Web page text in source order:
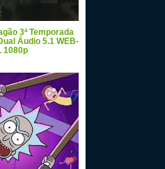
3ª Temporada
Áudio 5.1 WEB-
1080p